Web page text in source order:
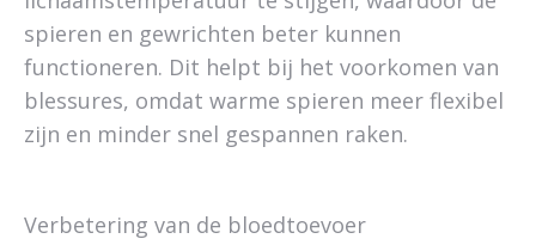
spieren en gewrichten beter kunnen
functioneren. Dit helpt bij het voorkomen van
blessures, omdat warme spieren meer flexibel
zijn en minder snel gespannen raken.
Verbetering van de bloedtoevoer